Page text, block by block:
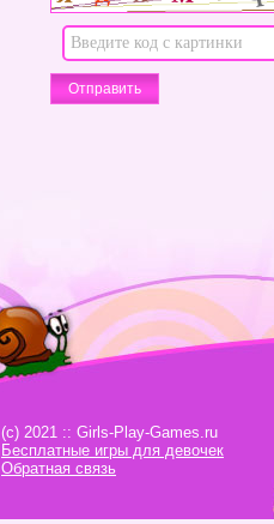
(c) 2021 :: Girls-Play-Games.ru
Бесплатные игры для девочек
Обратная связь